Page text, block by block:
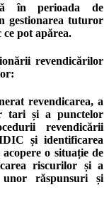
în perioada de
gestionarea tuturor
pot apărea.
revendicărilor
revendicarea, a
tari și a punctelor
revendicării
și identificarea
o situație de
riscurilor și a
răspunsuri și